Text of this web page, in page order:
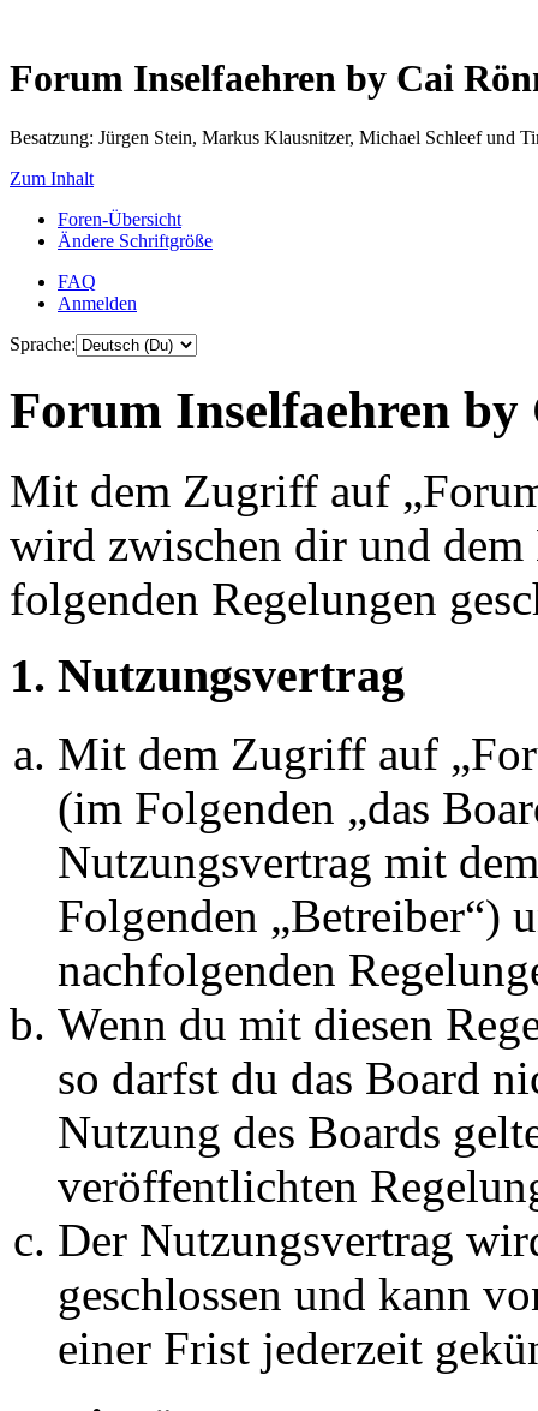
Forum Inselfaehren by Cai
Besatzung: Jürgen Stein, Markus Klausnitzer, Michael Schleef und
Zum Inhalt
Foren-Übersicht
Ändere Schriftgröße
FAQ
Anmelden
Sprache:
Forum Inselfaehren
Mit dem Zugriff auf
wird zwischen dir und
folgenden Regelungen
1. Nutzungsvertrag
Mit dem Zugriff auf
(im Folgenden „das
Nutzungsvertrag mit
Folgenden „Betreiber“)
nachfolgenden
Wenn du mit diesen
so darfst du das Board
Nutzung des Boards
veröffentlichten
Der Nutzungsvertrag
geschlossen und kann
einer Frist jederzeit